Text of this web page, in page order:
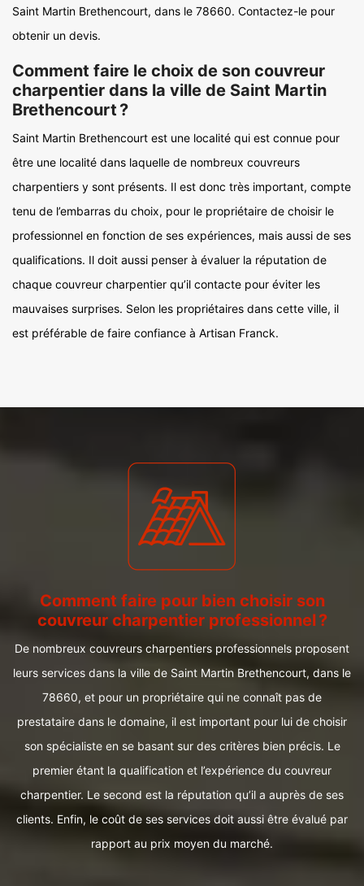
Saint Martin Brethencourt, dans le 78660. Contactez-le pour
obtenir un devis.
Comment faire le choix de son couvreur
charpentier dans la ville de Saint Martin
Brethencourt ?
Saint Martin Brethencourt est une localité qui est connue pour
être une localité dans laquelle de nombreux couvreurs
charpentiers y sont présents. Il est donc très important, compte
tenu de l’embarras du choix, pour le propriétaire de choisir le
professionnel en fonction de ses expériences, mais aussi de ses
qualifications. Il doit aussi penser à évaluer la réputation de
chaque couvreur charpentier qu’il contacte pour éviter les
mauvaises surprises. Selon les propriétaires dans cette ville, il
est préférable de faire confiance à Artisan Franck.
Comment faire pour bien choisir son
couvreur charpentier professionnel ?
De nombreux couvreurs charpentiers professionnels proposent
leurs services dans la ville de Saint Martin Brethencourt, dans le
78660, et pour un propriétaire qui ne connaît pas de
prestataire dans le domaine, il est important pour lui de choisir
son spécialiste en se basant sur des critères bien précis. Le
premier étant la qualification et l’expérience du couvreur
charpentier. Le second est la réputation qu’il a auprès de ses
clients. Enfin, le coût de ses services doit aussi être évalué par
rapport au prix moyen du marché.